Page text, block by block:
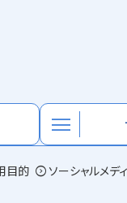
menu
目的 expand_circle_right ソーシャルメデ